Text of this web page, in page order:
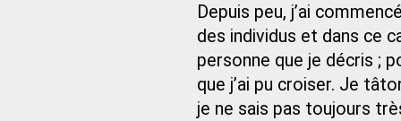
Depuis peu, j’ai
des individus et dans ce
personne que je décris ;
que j’ai pu croiser. Je
je ne sais pas toujours